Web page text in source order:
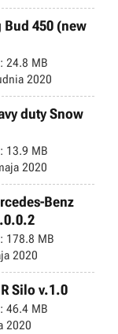
450 (new
24.8 MB
2020
duty Snow
13.9 MB
2020
Benz
178.8 MB
2020
Silo v.1.0
46.4 MB
2020